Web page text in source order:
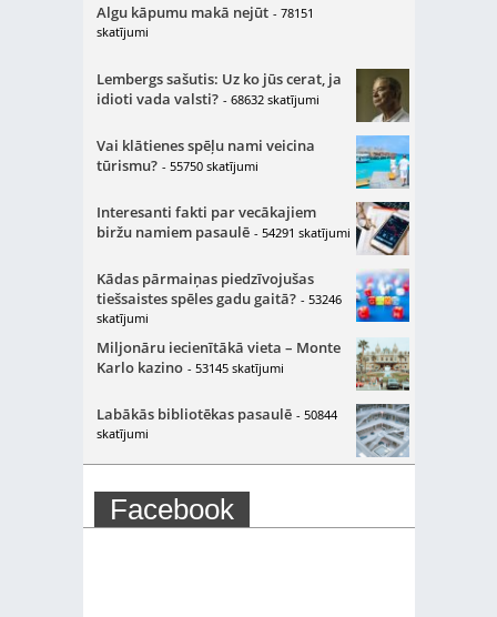
Algu kāpumu makā nejūt - 78151
skatījumi
Lembergs sašutis: Uz ko jūs cerat, ja
idioti vada valsti? - 68632 skatījumi
Vai klātienes spēļu nami veicina
tūrismu? - 55750 skatījumi
Interesanti fakti par vecākajiem
biržu namiem pasaulē - 54291 skatījumi
Kādas pārmaiņas piedzīvojušas
tiešsaistes spēles gadu gaitā? - 53246
skatījumi
Miljonāru iecienītākā vieta – Monte
Karlo kazino - 53145 skatījumi
Labākās bibliotēkas pasaulē - 50844
skatījumi
Facebook